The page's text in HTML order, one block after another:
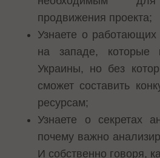
продвижения проекта;
Узнаете о работающих
на западе, которые
Украины, но без
сможет составить
ресурсам;
Узнаете о секретах
почему важно
И собственно говоря,